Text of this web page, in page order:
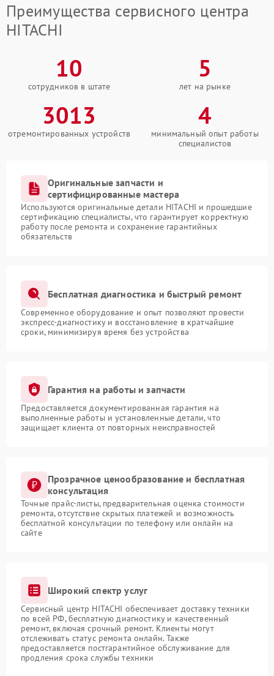
Преимущества сервисного центра
HITACHI
10
сотрудников в штате
5
лет на рынке
3013
отремонтированных устройств
4
минимальный опыт работы
специалистов
Оригинальные запчасти и
сертифицированные мастера
Используются оригинальные детали HITACHI и прошедшие
сертификацию специалисты, что гарантирует корректную
работу после ремонта и сохранение гарантийных
обязательств
Бесплатная диагностика и быстрый ремонт
Современное оборудование и опыт позволяют провести
экспресс-диагностику и восстановление в кратчайшие
сроки, минимизируя время без устройства
Гарантия на работы и запчасти
Предоставляется документированная гарантия на
выполненные работы и установленные детали, что
защищает клиента от повторных неисправностей
Прозрачное ценообразование и бесплатная
консультация
Точные прайс-листы, предварительная оценка стоимости
ремонта, отсутствие скрытых платежей и возможность
бесплатной консультации по телефону или онлайн на
сайте
Широкий спектр услуг
Сервисный центр HITACHI обеспечивает доставку техники
по всей РФ, бесплатную диагностику и качественный
ремонт, включая срочный ремонт. Клиенты могут
отслеживать статус ремонта онлайн. Также
предоставляется постгарантийное обслуживание для
продления срока службы техники